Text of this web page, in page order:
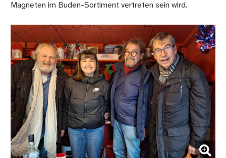
Magneten im Buden-Sortiment vertreten sein wird.
(Bild vergrößern)